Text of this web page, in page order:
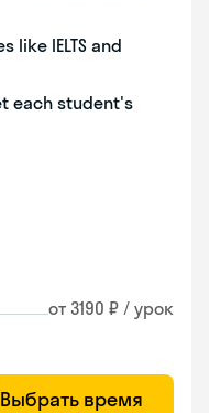
like IELTS and
each student's
от 3190 ₽ / урок
Выбрать время